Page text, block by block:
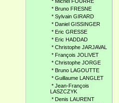
* Bruno FRESNE
* Sylvain GIRARD
* Daniel GISSINGER
* Eric GRESSE
* Eric HADDAD
* Christophe JARJAVAL
* François JOLIVET
* Christophe JORGE
* Bruno LAGOUTTE
* Guillaume LANGLET
* Jean-François
LASZCZYK
* Denis LAURENT